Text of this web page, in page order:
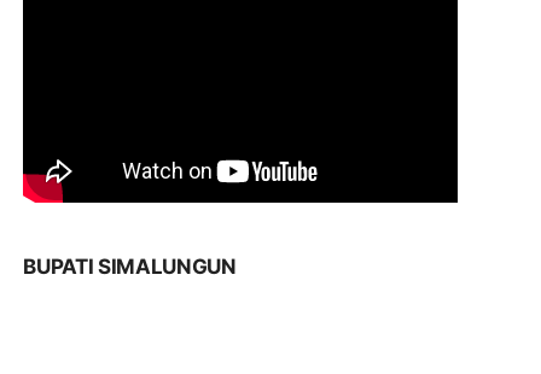
BUPATI SIMALUNGUN